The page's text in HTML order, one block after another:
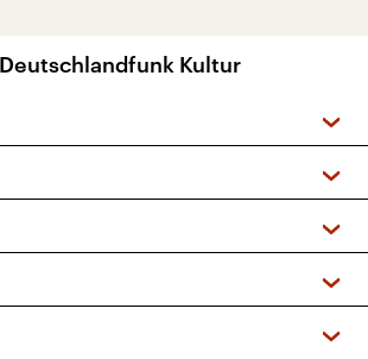
Kultur
und Podcasts
Kinderprogramm
(UKW + DAB+)